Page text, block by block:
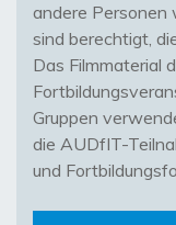
andere Personen
sind berechtigt,
Das Filmmaterial
Gruppen
die AUDfIT-
und